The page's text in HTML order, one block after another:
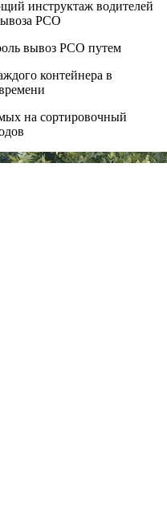
инструктаж водителей
РСО
вывоз РСО путем
контейнера в
на сортировочный